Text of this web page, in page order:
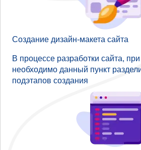
Создание дизайн-макета сайта
В процессе разработки сайта,
необходимо данный пункт
подэтапов создания